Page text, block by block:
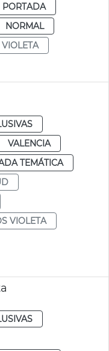
PORTADA
NORMAL
VALENCIA
TEMÁTICA
VIOLETA